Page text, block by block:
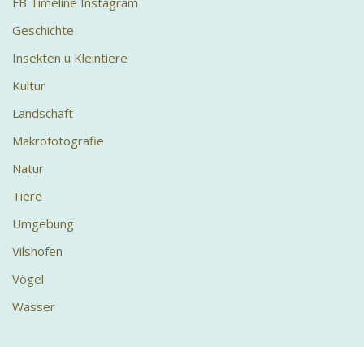
Geschichte
Insekten u Kleintiere
Kultur
Landschaft
Makrofotografie
Natur
Tiere
Umgebung
Vilshofen
Vögel
Wasser